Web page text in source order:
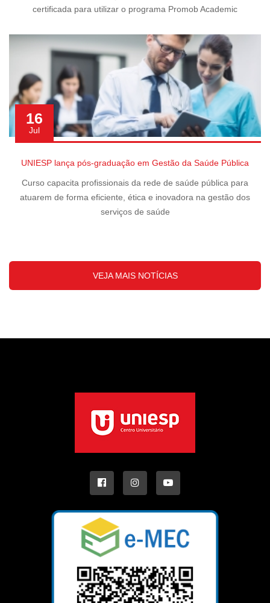
certificada para utilizar o programa Promob Academic
16
Jul
UNIESP lança pós-graduação em Gestão da Saúde Pública
Curso capacita profissionais da rede de saúde pública para
atuarem de forma eficiente, ética e inovadora na gestão dos
serviços de saúde
VEJA MAIS NOTÍCIAS